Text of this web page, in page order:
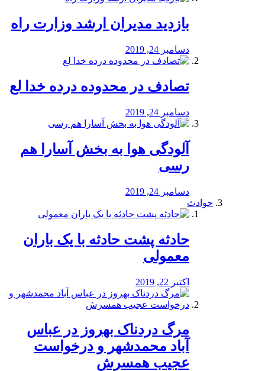
بازدید مدیران ارشد وزارت راه
دسامبر 24, 2019
تصادف در محدوده درده خدا لع
دسامبر 24, 2019
آلودگی هوا به بخش آسارا هم
رسی
دسامبر 24, 2019
حوادث
️حادثه پشت حادثه با یک باران
معمولی
اکتبر 22, 2019
مرگ دردناک بهروز در عباس
آباد محمدشهر و درخواست
عجیب همسرش